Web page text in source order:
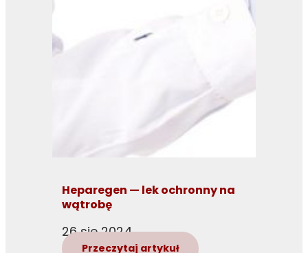
Heparegen — lek ochronny na
wątrobę
26 sie 2024
Przeczytaj artykuł